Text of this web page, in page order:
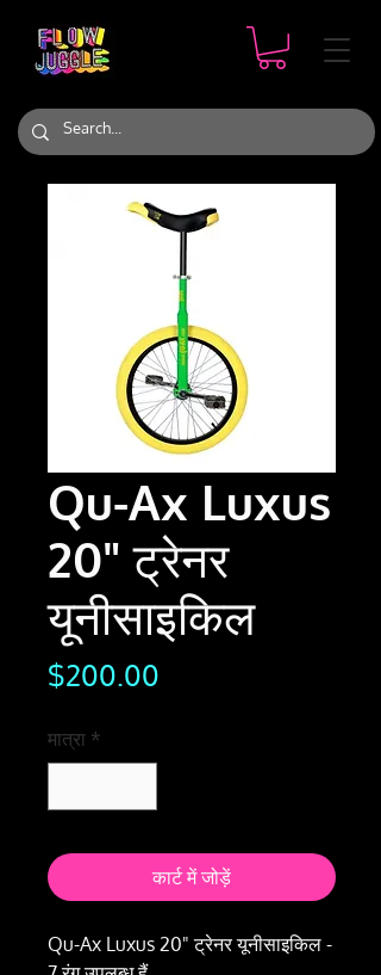
Qu-Ax Luxus
20" ट्रेनर
यूनीसाइकिल
$200.00
मात्रा *
कार्ट में जोड़ें
Qu-Ax Luxus 20" ट्रेनर यूनीसाइकिल -